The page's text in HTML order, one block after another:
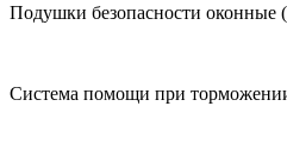
Подушки безопасности оконные
Система помощи при